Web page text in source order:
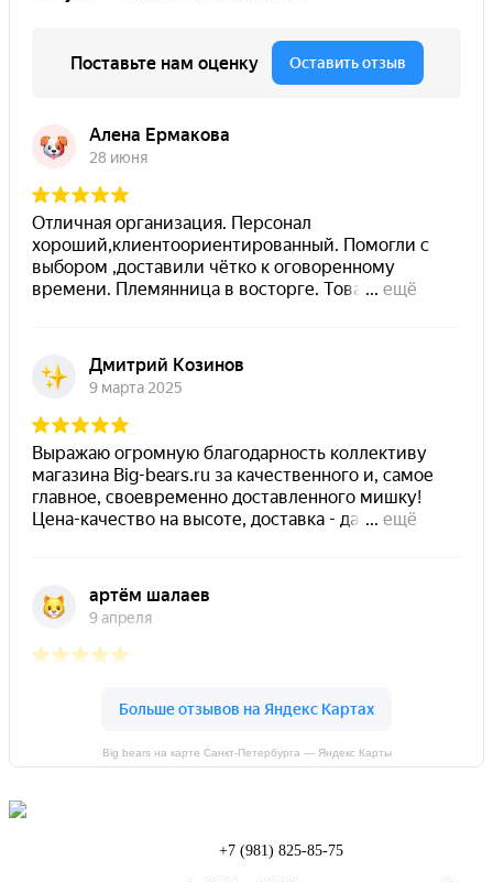
Big bears на карте Санкт‑Петербурга — Яндекс Карты
+7 (981) 825-85-75